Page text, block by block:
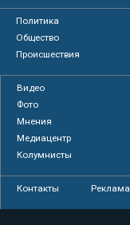
Политика
Общество
Происшествия
Видео
Фото
Мнения
Медиацентр
Колумнисты
Контакты Реклама